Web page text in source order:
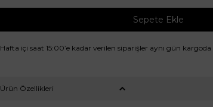
Sepete Ekle
Hafta içi saat 15:00’e kadar verilen siparişler aynı gün kargoda
Ürün Özellikleri